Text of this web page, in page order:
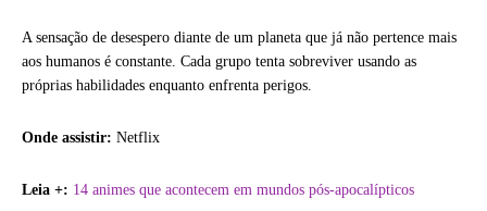
A sensação de desespero diante de um planeta que já não pertence mais
aos humanos é constante. Cada grupo tenta sobreviver usando as
próprias habilidades enquanto enfrenta perigos.
Onde assistir: Netflix
Leia +: 14 animes que acontecem em mundos pós-apocalípticos